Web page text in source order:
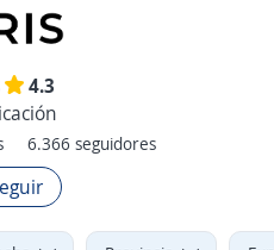
4.3
6.366 seguidores